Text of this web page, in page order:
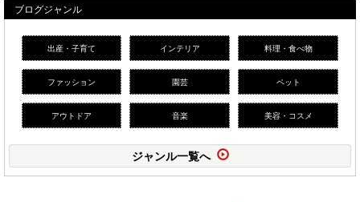
ブログジャンル
出産・子育て インテリア 料理・食べ物
ファッション 園芸 ペット
アウトドア 音楽 美容・コスメ
ジャンル一覧へ